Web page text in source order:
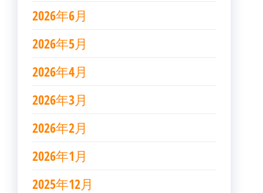
2026年6月
2026年5月
2026年4月
2026年3月
2026年2月
2026年1月
2025年12月